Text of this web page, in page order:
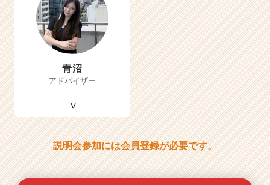
青沼
アドバイザー
説明会参加には会員登録が必要です。